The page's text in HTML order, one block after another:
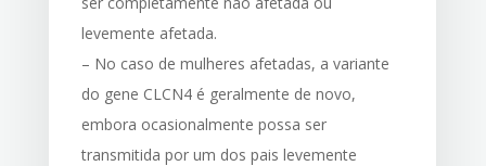
levemente afetada.
– No caso de mulheres afetadas, a variante
do gene CLCN4 é geralmente de novo,
embora ocasionalmente possa ser
transmitida por um dos pais levemente